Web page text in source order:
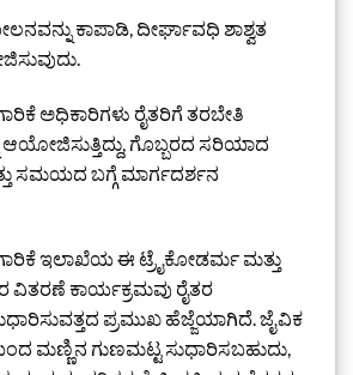
ಕಾಪಾಡಿ, ದೀರ್ಘಾವಧಿ ಶಾಶ್ವತ
ಅಧಿಕಾರಿಗಳು ರೈತರಿಗೆ ತರಬೇತಿ
ಗೊಬ್ಬರದ ಸರಿಯಾದ
ಸಮಯದ ಬಗ್ಗೆ ಮಾರ್ಗದರ್ಶನ
ಇಲಾಖೆಯ ಈ ಟ್ರೈಕೋಡರ್ಮ ಮತ್ತು
ವಿತರಣೆ ಕಾರ್ಯಕ್ರಮವು ರೈತರ
ಪ್ರಮುಖ ಹೆಜ್ಜೆಯಾಗಿದೆ. ಜೈವಿಕ
ಮಣ್ಣಿನ ಗುಣಮಟ್ಟ ಸುಧಾರಿಸಬಹುದು,